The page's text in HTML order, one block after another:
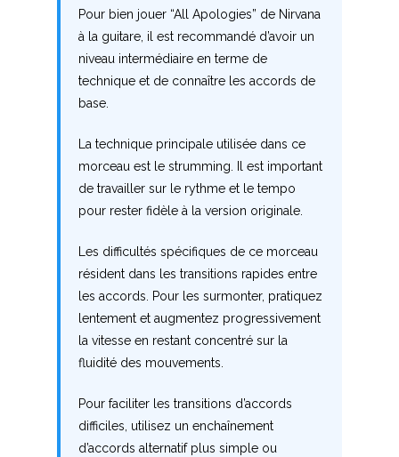
Pour bien jouer “All Apologies” de Nirvana
à la guitare, il est recommandé d’avoir un
niveau intermédiaire en terme de
technique et de connaître les accords de
base.
La technique principale utilisée dans ce
morceau est le strumming. Il est important
de travailler sur le rythme et le tempo
pour rester fidèle à la version originale.
Les difficultés spécifiques de ce morceau
résident dans les transitions rapides entre
les accords. Pour les surmonter, pratiquez
lentement et augmentez progressivement
la vitesse en restant concentré sur la
fluidité des mouvements.
Pour faciliter les transitions d’accords
difficiles, utilisez un enchaînement
d’accords alternatif plus simple ou
H
I
K
L
N
O
Q
R